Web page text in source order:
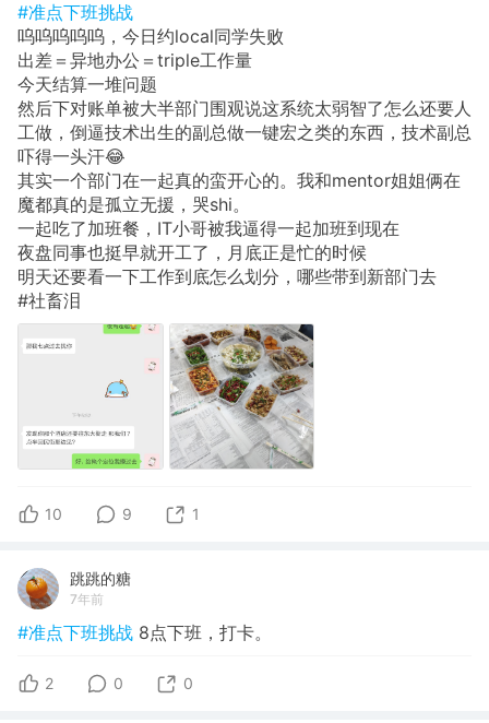
#准点下班挑战
呜呜呜呜呜，今日约local同学失败
出差＝异地办公＝triple工作量
今天结算一堆问题
然后下对账单被大半部门围观说这系统太弱智了怎么还要人
工做，倒逼技术出生的副总做一键宏之类的东西，技术副总
吓得一头汗😂
其实一个部门在一起真的蛮开心的。我和mentor姐姐俩在
魔都真的是孤立无援，哭shi。
一起吃了加班餐，IT小哥被我逼得一起加班到现在
夜盘同事也挺早就开工了，月底正是忙的时候
明天还要看一下工作到底怎么划分，哪些带到新部门去
#社畜泪
10 9 1
跳跳的糖
7年前
#准点下班挑战 8点下班，打卡。
2 0 0